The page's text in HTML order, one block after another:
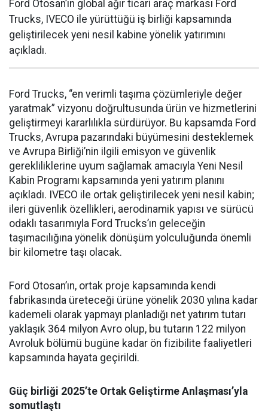
Ford Otosan’ın global ağır ticari araç markası Ford
Trucks, IVECO ile yürüttüğü iş birliği kapsamında
geliştirilecek yeni nesil kabine yönelik yatırımını
açıkladı.
Ford Trucks, “en verimli taşıma çözümleriyle değer
yaratmak” vizyonu doğrultusunda ürün ve hizmetlerini
geliştirmeyi kararlılıkla sürdürüyor. Bu kapsamda Ford
Trucks, Avrupa pazarındaki büyümesini desteklemek
ve Avrupa Birliği’nin ilgili emisyon ve güvenlik
gerekliliklerine uyum sağlamak amacıyla Yeni Nesil
Kabin Programı kapsamında yeni yatırım planını
açıkladı. IVECO ile ortak geliştirilecek yeni nesil kabin;
ileri güvenlik özellikleri, aerodinamik yapısı ve sürücü
odaklı tasarımıyla Ford Trucks’ın geleceğin
taşımacılığına yönelik dönüşüm yolculuğunda önemli
bir kilometre taşı olacak.
Ford Otosan’ın, ortak proje kapsamında kendi
fabrikasında üreteceği ürüne yönelik 2030 yılına kadar
kademeli olarak yapmayı planladığı net yatırım tutarı
yaklaşık 364 milyon Avro olup, bu tutarın 122 milyon
Avroluk bölümü bugüne kadar ön fizibilite faaliyetleri
kapsamında hayata geçirildi.
Güç birliği 2025’te Ortak Geliştirme Anlaşması’yla
somutlaştı